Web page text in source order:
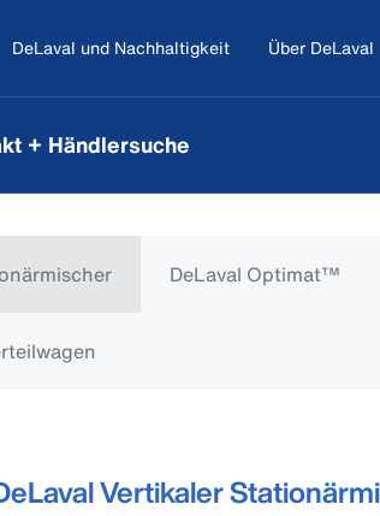
DeLaval und Nachhaltigkeit Über DeLaval
+ Händlersuche
DeLaval Optimat™
Vertikaler